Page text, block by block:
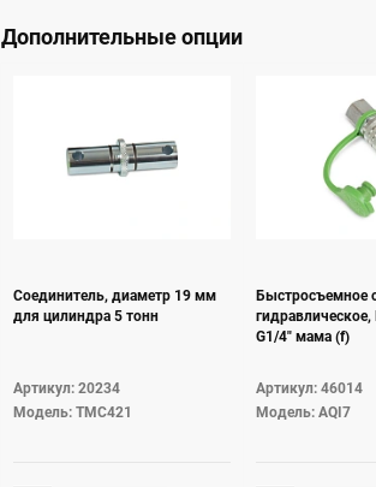
Дополнительные опции
Соединитель, диаметр 19 мм
для цилиндра 5 тонн
Артикул: 20234
Модель: TMC421
Быстросъемное
G1/4" мама (f)
Артикул: 46014
Модель: AQI7